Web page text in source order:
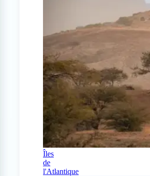
Îles
de
l'Atlantique